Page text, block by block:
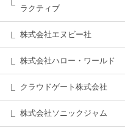
ラクティブ
株式会社エヌビー社
株式会社ハロー・ワールド
クラウドゲート株式会社
株式会社ソニックジャム